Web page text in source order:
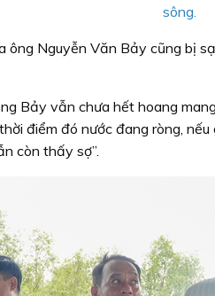
sông.
ông Nguyễn Văn Bảy cũng bị
Bảy vẫn chưa hết hoang
điểm đó nước đang ròng,
còn thấy sợ”.